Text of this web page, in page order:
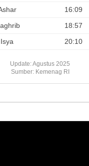
16:09
18:57
Isya
20:10
Update: Agustus 2025
Sumber: Kemenag RI